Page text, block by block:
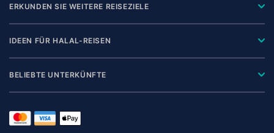
ERKUNDEN SIE WEITERE REISEZIELE
IDEEN FÜR HALAL-REISEN
BELIEBTE UNTERKÜNFTE